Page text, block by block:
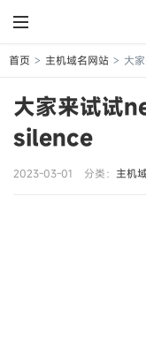
首页 > 主机域名网站 > 大
大家来试试
silence
2023-03-01 分类： 主机